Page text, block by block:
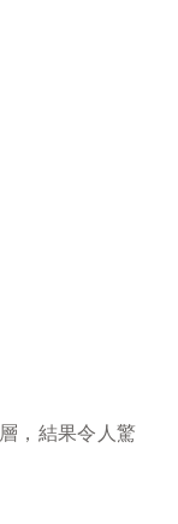
，結果令人驚